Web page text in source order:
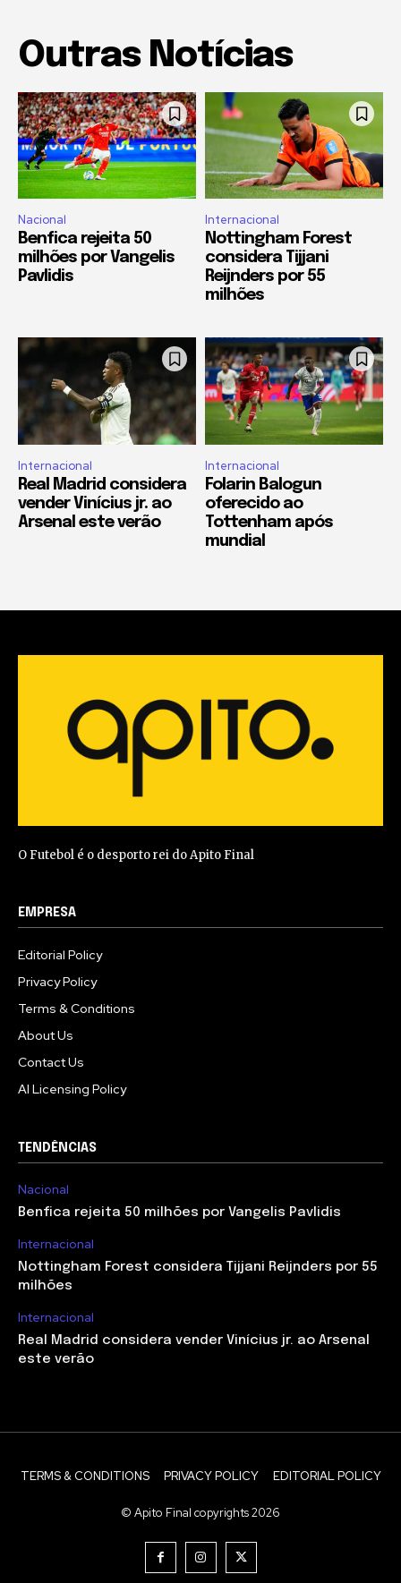
Outras Notícias
Nacional
Benfica rejeita 50
milhões por Vangelis
Pavlidis
Internacional
Nottingham Forest
considera Tijjani
Reijnders por 55
milhões
Internacional
Real Madrid considera
vender Vinícius jr. ao
Arsenal este verão
Internacional
Folarin Balogun
oferecido ao
Tottenham após
mundial
O Futebol é o desporto rei do Apito Final
EMPRESA
Editorial Policy
Privacy Policy
Terms & Conditions
About Us
Contact Us
AI Licensing Policy
TENDÊNCIAS
Nacional
Benfica rejeita 50 milhões por Vangelis Pavlidis
Internacional
Nottingham Forest considera Tijjani Reijnders por 55
milhões
Internacional
Real Madrid considera vender Vinícius jr. ao Arsenal
este verão
TERMS & CONDITIONS PRIVACY POLICY EDITORIAL POLICY
© Apito Final copyrights 2026